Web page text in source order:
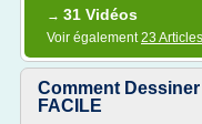
→ 31 Vidéos
Voir également23 Articles
Comment
FACILE